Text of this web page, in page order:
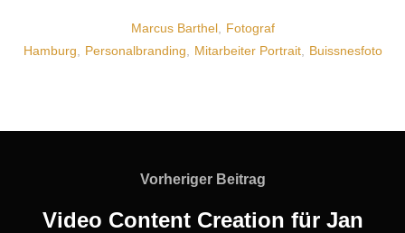
Marcus Barthel,
Fotograf
Hamburg
Personalbranding Mitarbeiter Portrait, Buissnesfoto
Vorheriger Beitrag
Video Content Creation für Jan